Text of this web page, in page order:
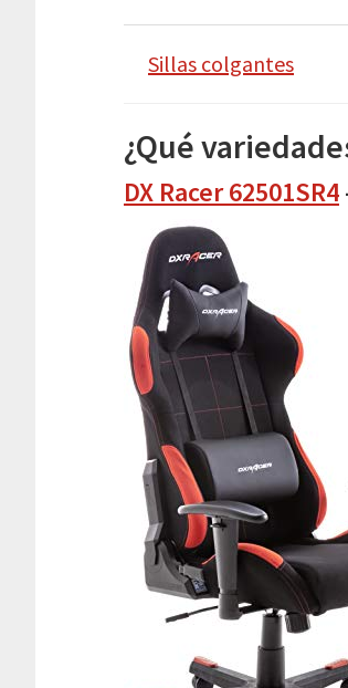
Sillas colgantes
¿Qué
DX Racer 62501SR4